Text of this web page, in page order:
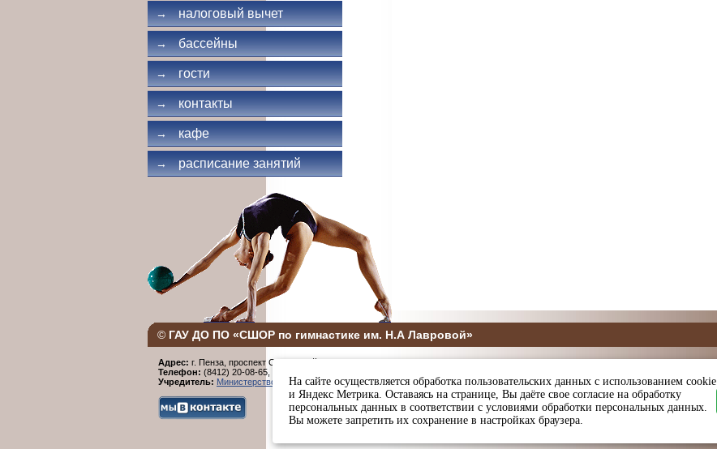
→ налоговый вычет
→ бассейны
→ гости
→ контакты
→ кафе
→ расписание занятий
© ГАУ ДО ПО «СШОР по гимнастике им. Н.А Лавровой»
Адрес: г. Пенза, проспект Строителей, 96.
Телефон: (8412) 20-08-65,
Учредитель: Министерство физической культуры и спорта Пензенской области
На сайте осуществляется обработка пользовательских данных с использованием cookie
и Яндекс Метрика. Оставаясь на странице, Вы даёте свое согласие на обработку
персональных данных в соответствии с условиями обработки персональных данных.
Вы можете запретить их сохранение в настройках браузера.